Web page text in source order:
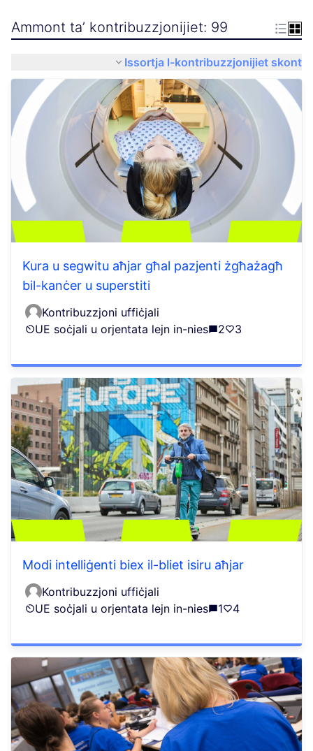
Ammont ta’ kontribuzzjonijiet: 99
Issortja l-kontribuzzjonijiet skont
Kura u segwitu aħjar għal pazjenti żgħażagħ
bil-kanċer u superstiti
Kontribuzzjoni uffiċjali
UE soċjali u orjentata lejn in-nies
2 3
Modi intelliġenti biex il-bliet isiru aħjar
Kontribuzzjoni uffiċjali
UE soċjali u orjentata lejn in-nies
1 4